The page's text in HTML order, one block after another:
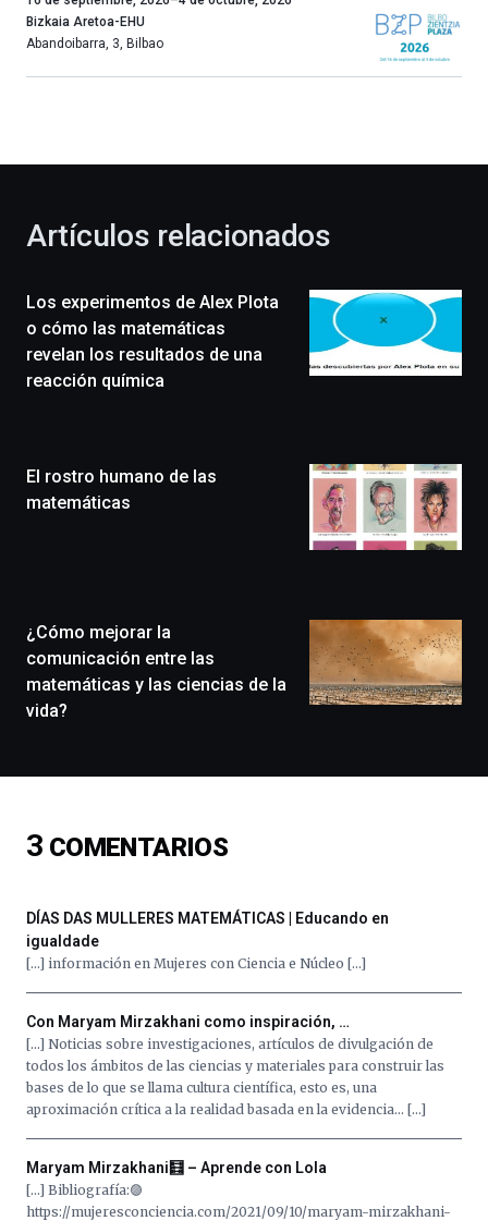
año
más,
celebración
novena
edición
de
Zientzia
festival
que
exposiciones,
conferencias,
docufórums
y
espectáculos
septiembre
de
octubre.
La
por
la
Cátedra…
Bizkaia Aretoa-EHU
Abandoibarra, 3, Bilbao
Artículos relacionados
Los experimentos de Alex Plota
o cómo las matemáticas
revelan los resultados de una
reacción química
El rostro humano de las
matemáticas
¿Cómo mejorar la
comunicación entre las
matemáticas y las ciencias de la
vida?
3 COMENTARIOS
DÍAS DAS MULLERES MATEMÁTICAS | Educando en
igualdade
[…] información en Mujeres con Ciencia e Núcleo […]
Con Maryam Mirzakhani como inspiración, …
[…] Noticias sobre investigaciones, artículos de divulgación de
todos los ámbitos de las ciencias y materiales para construir las
bases de lo que se llama cultura científica, esto es, una
aproximación crítica a la realidad basada en la evidencia… […]
Maryam Mirzakhani🧮 – Aprende con Lola
[…] Bibliografía:🟣
https://mujeresconciencia.com/2021/09/10/maryam-mirzakhani-